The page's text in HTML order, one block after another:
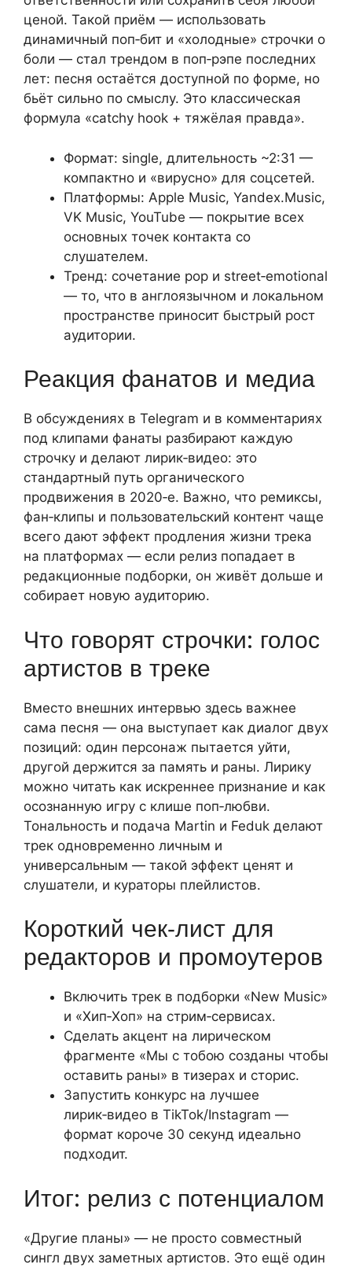
ценой. Такой приём — использовать
динамичный поп‑бит и «холодные» строчки о
боли — стал трендом в поп‑рэпе последних
лет: песня остаётся доступной по форме, но
бьёт сильно по смыслу. Это классическая
формула «catchy hook + тяжёлая правда».
Формат: single, длительность ~2:31 —
компактно и «вирусно» для соцсетей.
Платформы: Apple Music, Yandex.Music,
VK Music, YouTube — покрытие всех
основных точек контакта со
слушателем.
Тренд: сочетание pop и street‑emotional
— то, что в англоязычном и локальном
пространстве приносит быстрый рост
аудитории.
Реакция фанатов и медиа
В обсуждениях в Telegram и в комментариях
под клипами фанаты разбирают каждую
строчку и делают лирик‑видео: это
стандартный путь органического
продвижения в 2020‑е. Важно, что ремиксы,
фан‑клипы и пользовательский контент чаще
всего дают эффект продления жизни трека
на платформах — если релиз попадает в
редакционные подборки, он живёт дольше и
собирает новую аудиторию.
Что говорят строчки: голос
артистов в треке
Вместо внешних интервью здесь важнее
сама песня — она выступает как диалог двух
позиций: один персонаж пытается уйти,
другой держится за память и раны. Лирику
можно читать как искреннее признание и как
осознанную игру с клише поп‑любви.
Тональность и подача Martin и Feduk делают
трек одновременно личным и
универсальным — такой эффект ценят и
слушатели, и кураторы плейлистов.
Короткий чек‑лист для
редакторов и промоутеров
Включить трек в подборки «New Music»
и «Хип‑Хоп» на стрим‑сервисах.
Сделать акцент на лирическом
фрагменте «Мы с тобою созданы чтобы
оставить раны» в тизерах и сторис.
Запустить конкурс на лучшее
лирик‑видео в TikTok/Instagram —
формат короче 30 секунд идеально
подходит.
Итог: релиз с потенциалом
«Другие планы» — не просто совместный
сингл двух заметных артистов. Это ещё один